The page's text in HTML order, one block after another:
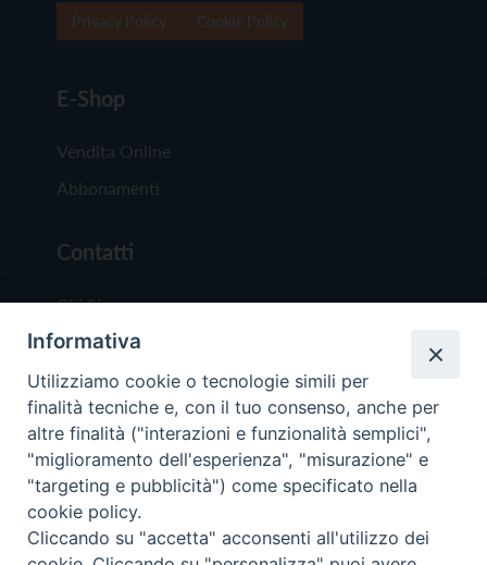
E-Shop
Vendita Online
Abbonamenti
Contatti
Chi Siamo
Redazione
Scrivici
Copyright © 2019 - Tutti i diritti riservati - Vita
Trentina Editrice
Informativa
Utilizziamo cookie o tecnologie simili per
finalità tecniche e, con il tuo consenso, anche per
altre finalità ("interazioni e funzionalità semplici",
"miglioramento dell'esperienza", "misurazione" e
"targeting e pubblicità") come specificato nella
cookie policy.
Cliccando su "accetta" acconsenti all'utilizzo dei